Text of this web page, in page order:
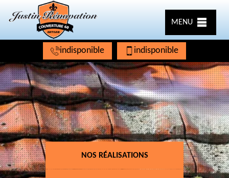
MENU
indisponible indisponible
NOS RÉALISATIONS